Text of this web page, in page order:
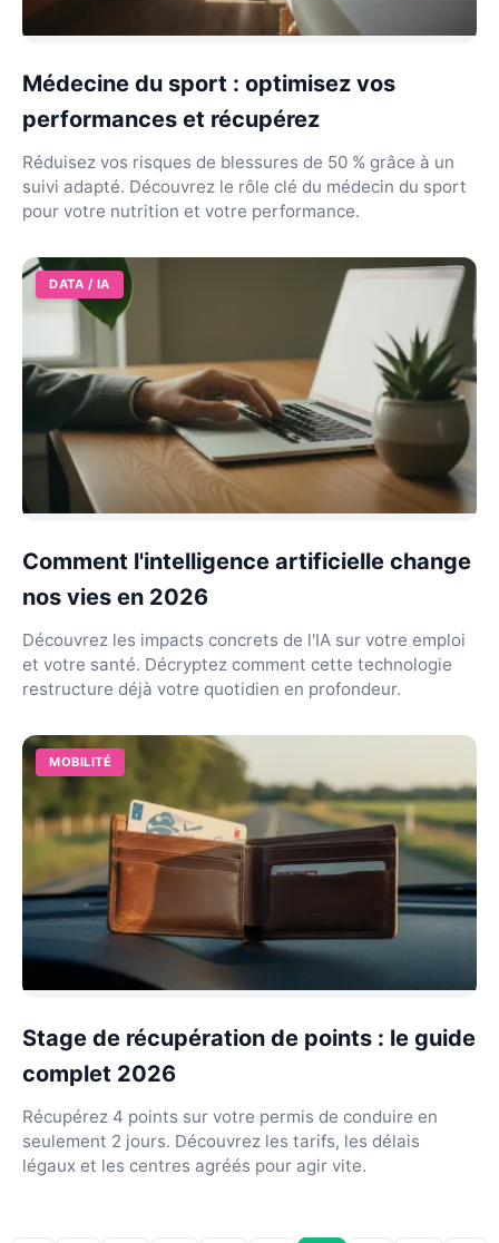
Médecine du sport : optimisez vos
performances et récupérez
Réduisez vos risques de blessures de 50 % grâce à un
suivi adapté. Découvrez le rôle clé du médecin du sport
pour votre nutrition et votre performance.
DATA / IA
Comment l'intelligence artificielle change
nos vies en 2026
Découvrez les impacts concrets de l'IA sur votre emploi
et votre santé. Décryptez comment cette technologie
restructure déjà votre quotidien en profondeur.
MOBILITÉ
Stage de récupération de points : le guide
complet 2026
Récupérez 4 points sur votre permis de conduire en
seulement 2 jours. Découvrez les tarifs, les délais
légaux et les centres agréés pour agir vite.